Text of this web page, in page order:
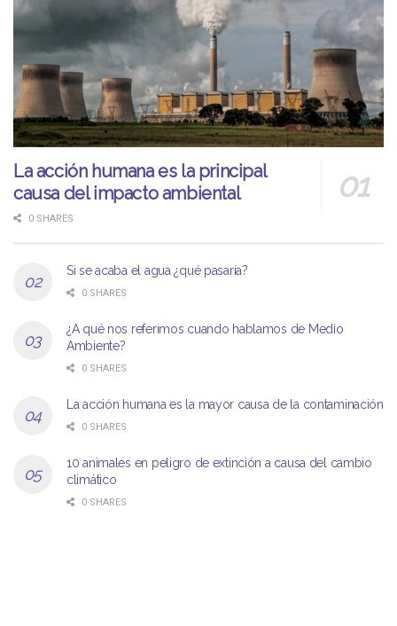
La acción humana es la principal
causa del impacto ambiental
0 SHARES
Si se acaba el agua ¿qué pasaría?
0 SHARES
¿A qué nos referimos cuando hablamos de Medio
Ambiente?
0 SHARES
La acción humana es la mayor causa de la contaminación
0 SHARES
10 animales en peligro de extinción a causa del cambio
climático
0 SHARES